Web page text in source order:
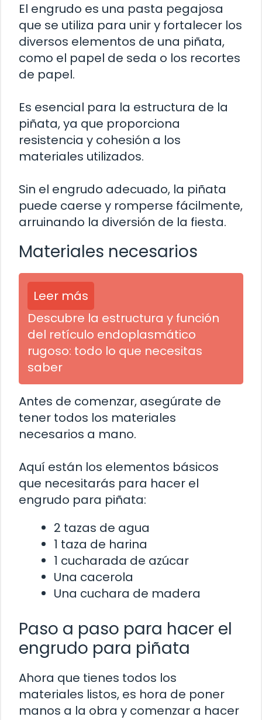
El engrudo es una pasta pegajosa
que se utiliza para unir y fortalecer los
diversos elementos de una piñata,
como el papel de seda o los recortes
de papel.
Es esencial para la estructura de la
piñata, ya que proporciona
resistencia y cohesión a los
materiales utilizados.
Sin el engrudo adecuado, la piñata
puede caerse y romperse fácilmente,
arruinando la diversión de la fiesta.
Materiales necesarios
Leer más
Descubre la estructura y función
del retículo endoplasmático
rugoso: todo lo que necesitas
saber
Antes de comenzar, asegúrate de
tener todos los materiales
necesarios a mano.
Aquí están los elementos básicos
que necesitarás para hacer el
engrudo para piñata:
2 tazas de agua
1 taza de harina
1 cucharada de azúcar
Una cacerola
Una cuchara de madera
Paso a paso para hacer el
engrudo para piñata
Ahora que tienes todos los
materiales listos, es hora de poner
manos a la obra y comenzar a hacer